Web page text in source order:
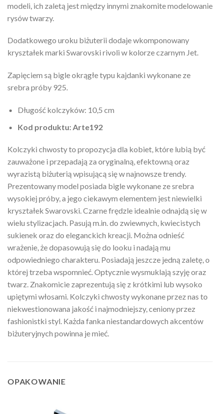
modeli, ich zaletą jest między innymi znakomite modelowanie
rysów twarzy.
Dodatkowego uroku biżuterii dodaje wkomponowany
kryształek marki Swarovski rivoli w kolorze czarnym Jet.
Zapięciem są bigle okrągłe typu kajdanki wykonane ze
srebra próby 925.
Długość kolczyków: 10,5 cm
Kod produktu: Arte192
Kolczyki chwosty to propozycja dla kobiet, które lubią być
zauważone i przepadają za oryginalną, efektowną oraz
wyrazistą biżuterią wpisującą się w najnowsze trendy.
Prezentowany model posiada bigle wykonane ze srebra
wysokiej próby, a jego ciekawym elementem jest niewielki
kryształek Swarovski. Czarne frędzle idealnie odnajdą się w
wielu stylizacjach. Pasują m.in. do zwiewnych, kwiecistych
sukienek oraz do eleganckich kreacji. Można odnieść
wrażenie, że dopasowują się do looku i nadają mu
odpowiedniego charakteru. Posiadają jeszcze jedną zaletę, o
której trzeba wspomnieć. Optycznie wysmuklają szyję oraz
twarz. Znakomicie zaprezentują się z krótkimi lub wysoko
upiętymi włosami. Kolczyki chwosty wykonane przez nas to
niekwestionowana jakość i najmodniejszy, ceniony przez
fashionistki styl. Każda fanka niestandardowych akcentów
biżuteryjnych powinna je mieć.
OPAKOWANIE